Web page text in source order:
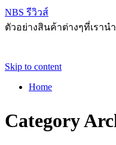
NBS รีวิวส์
ตัวอย่างสินค้าต่างๆที่เรา
Skip to content
Home
Category